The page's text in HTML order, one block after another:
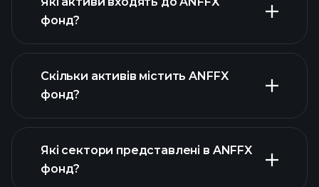
фонд?
активів ANFFX фонд
Скільки активів містить ANFFX
фонд?
Які сектори представлені в ANFFX
фонд?